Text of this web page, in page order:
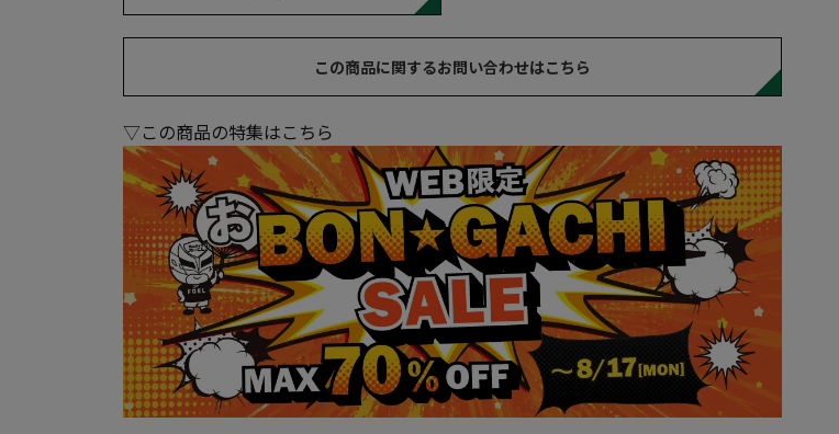
この商品に関するお問い合わせはこちら
▽この商品の特集はこちら